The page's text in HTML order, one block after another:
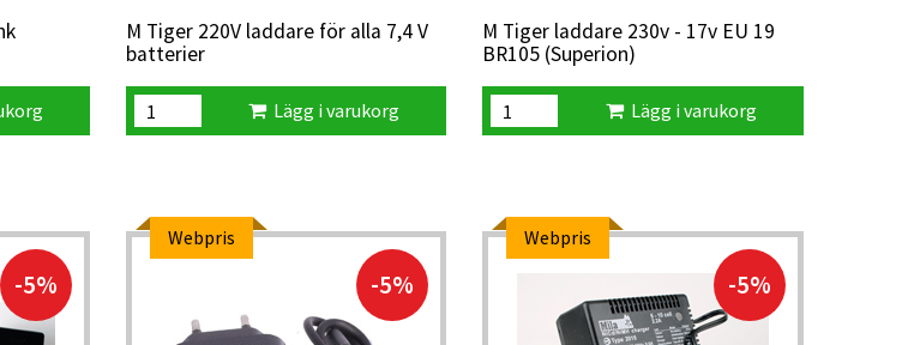
M Tiger 220V laddare för alla 7,4 V
batterier
Lägg i varukorg
M Tiger laddare 230v - 17v EU 19
BR105 (Superion)
Lägg i varukorg
-5%
Webpris
-5%
Webpris
-5%